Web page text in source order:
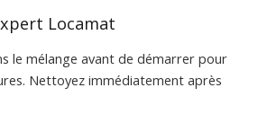
Locamat
le mélange avant de démarrer pour
Nettoyez immédiatement après